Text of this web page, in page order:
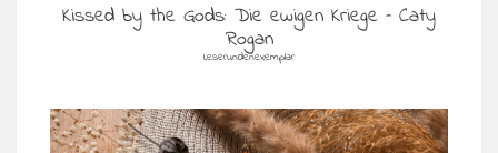
Kissed by the Gods: Die ewigen Kriege – Caty
Rogan
Leserundenexemplar